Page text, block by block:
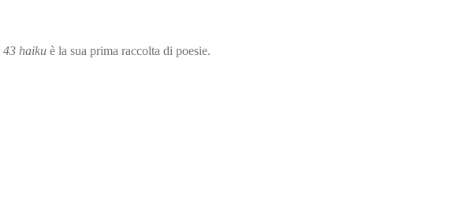
43 haiku è la sua prima raccolta di poesie.